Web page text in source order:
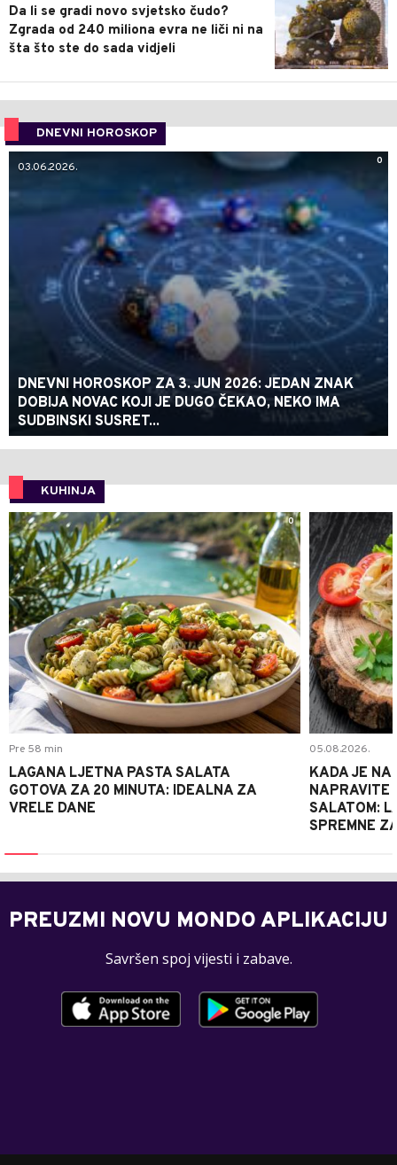
Da li se gradi novo svjetsko čudo?
Zgrada od 240 miliona evra ne liči ni na
šta što ste do sada vidjeli
DNEVNI HOROSKOP
0
03.06.2026.
DNEVNI HOROSKOP ZA 3. JUN 2026: JEDAN ZNAK
DOBIJA NOVAC KOJI JE DUGO ČEKAO, NEKO IMA
SUDBINSKI SUSRET...
KUHINJA
0
Pre 58 min
LAGANA LJETNA PASTA SALATA
GOTOVA ZA 20 MINUTA: IDEALNA ZA
VRELE DANE
05.08.2026.
KADA JE
NAPRAVITE
SALATOM:
SPREMNE
PREUZMI NOVU MONDO APLIKACIJU
Savršen spoj vijesti i zabave.